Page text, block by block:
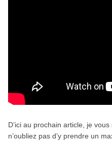
D’ici au prochain article, je
n’oubliez pas d’y prendre un